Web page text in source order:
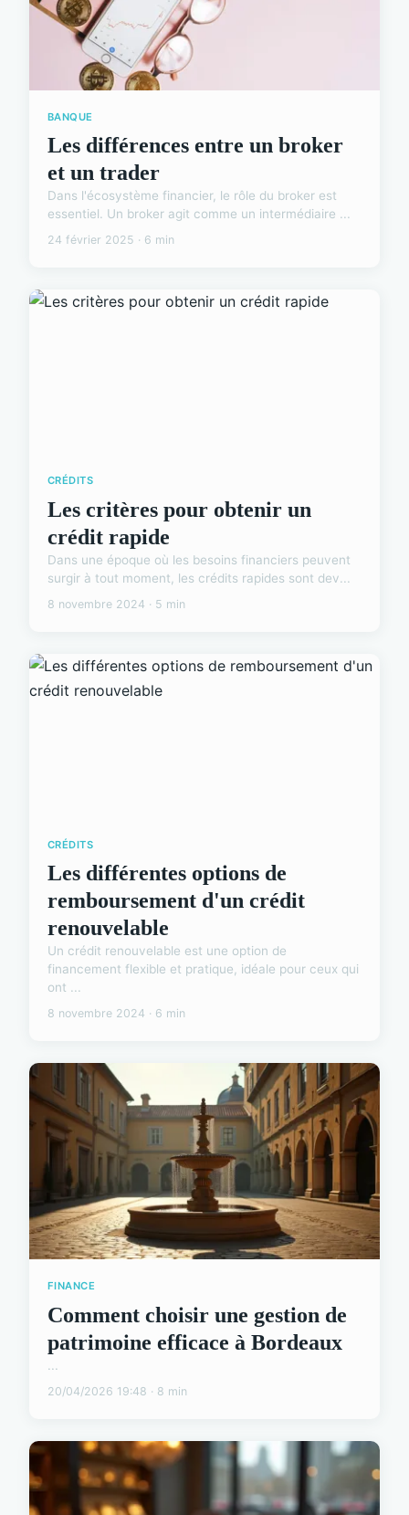
BANQUE
Les différences entre un broker
et un trader
Dans l'écosystème financier, le rôle du broker est
essentiel. Un broker agit comme un intermédiaire ...
24 février 2025 · 6 min
CRÉDITS
Les critères pour obtenir un
crédit rapide
Dans une époque où les besoins financiers peuvent
surgir à tout moment, les crédits rapides sont dev...
8 novembre 2024 · 5 min
CRÉDITS
Les différentes options de
remboursement d'un crédit
renouvelable
Un crédit renouvelable est une option de
financement flexible et pratique, idéale pour ceux qui
ont ...
8 novembre 2024 · 6 min
FINANCE
Comment choisir une gestion de
patrimoine efficace à Bordeaux
...
20/04/2026 19:48 · 8 min